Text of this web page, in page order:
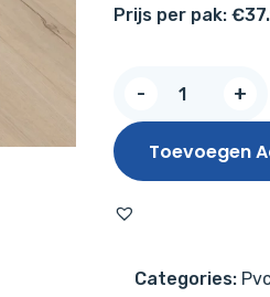
Prijs per pak:
-
7210
aantal
+
Toevoegen
Categories: